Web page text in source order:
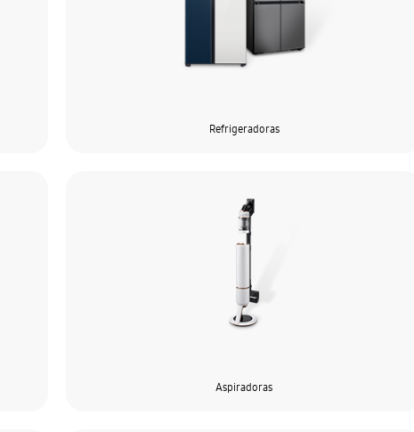
Refrigeradoras
Aspiradoras